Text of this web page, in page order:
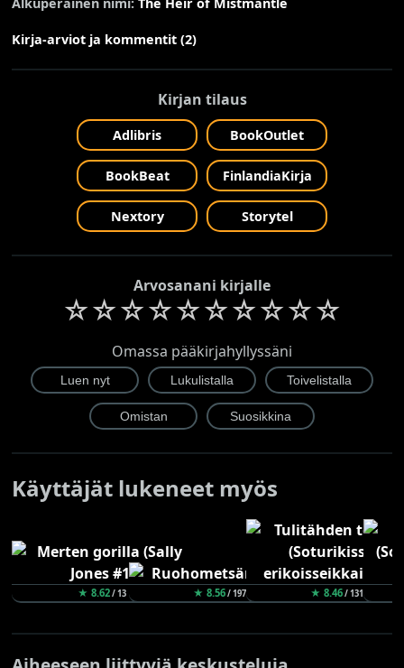
Kirja-arviot ja kommentit (2)
Kirjan tilaus
Adlibris BookOutlet
BookBeat FinlandiaKirja
Nextory Storytel
Arvosanani kirjalle
☆☆☆☆☆☆☆☆☆☆
Omassa pääkirjahyllyssäni
Käyttäjät lukeneet myös
★ 8.62/ 13 ★ 8.56/ 197 ★ 8.46/ 131